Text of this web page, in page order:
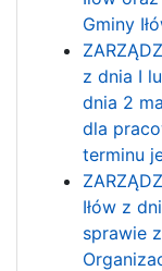
Gminy
z dnia I
dnia 2
dla
terminu
Iłów z
sprawie